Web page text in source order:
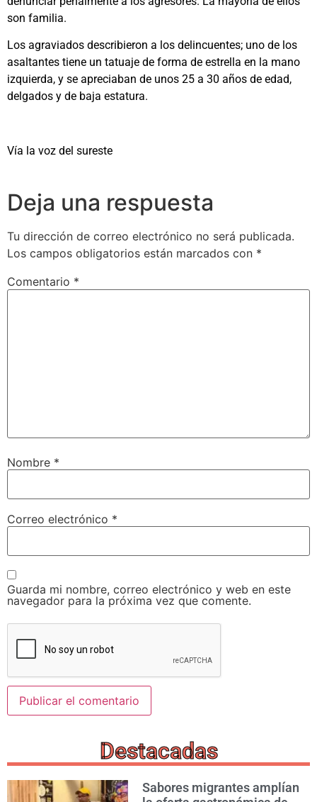
son familia.
Los agraviados describieron a los delincuentes; uno de los
asaltantes tiene un tatuaje de forma de estrella en la mano
izquierda, y se apreciaban de unos 25 a 30 años de edad,
delgados y de baja estatura.
Vía la voz del sureste
Deja una respuesta
Tu dirección de correo electrónico no será publicada.
Los campos obligatorios están marcados con *
Comentario *
Nombre *
Correo electrónico *
Guarda mi nombre, correo electrónico y web en este
navegador para la próxima vez que comente.
Destacadas
Sabores migrantes amplían